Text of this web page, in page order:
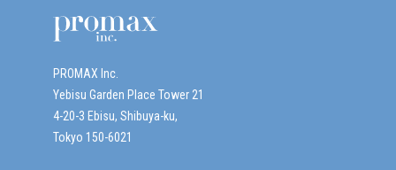
PROMAX Inc.
Yebisu Garden Place Tower 21
4-20-3 Ebisu, Shibuya-ku,
Tokyo 150-6021